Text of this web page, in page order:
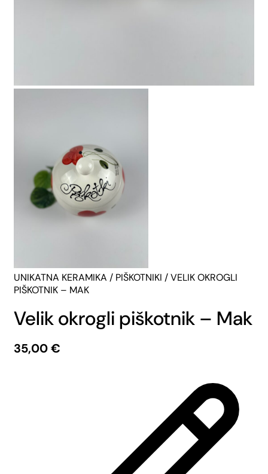
UNIKATNA KERAMIKA / PIŠKOTNIKI / VELIK OKROGLI
PIŠKOTNIK – MAK
Velik okrogli piškotnik – Mak
35,00€